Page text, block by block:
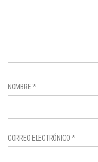
NOMBRE*
CORREO ELECTRÓNICO *